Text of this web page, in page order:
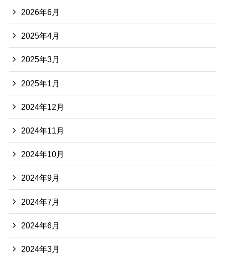
2026年6月
2025年4月
2025年3月
2025年1月
2024年12月
2024年11月
2024年10月
2024年9月
2024年7月
2024年6月
2024年3月